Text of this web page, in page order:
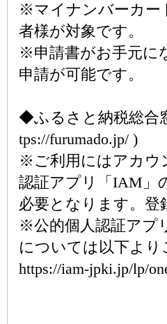
※マイナンバーカー
者様が対象です。
※申請書がお手元に
申請が可能です。
◆ふるさと納税総合
tps://furumado.jp/ )
※ご利用にはアカウ
認証アプリ「IAM」
必要となります。登
※公的個人認証アプ
については以下より
https://iam-jpki.jp/lp/